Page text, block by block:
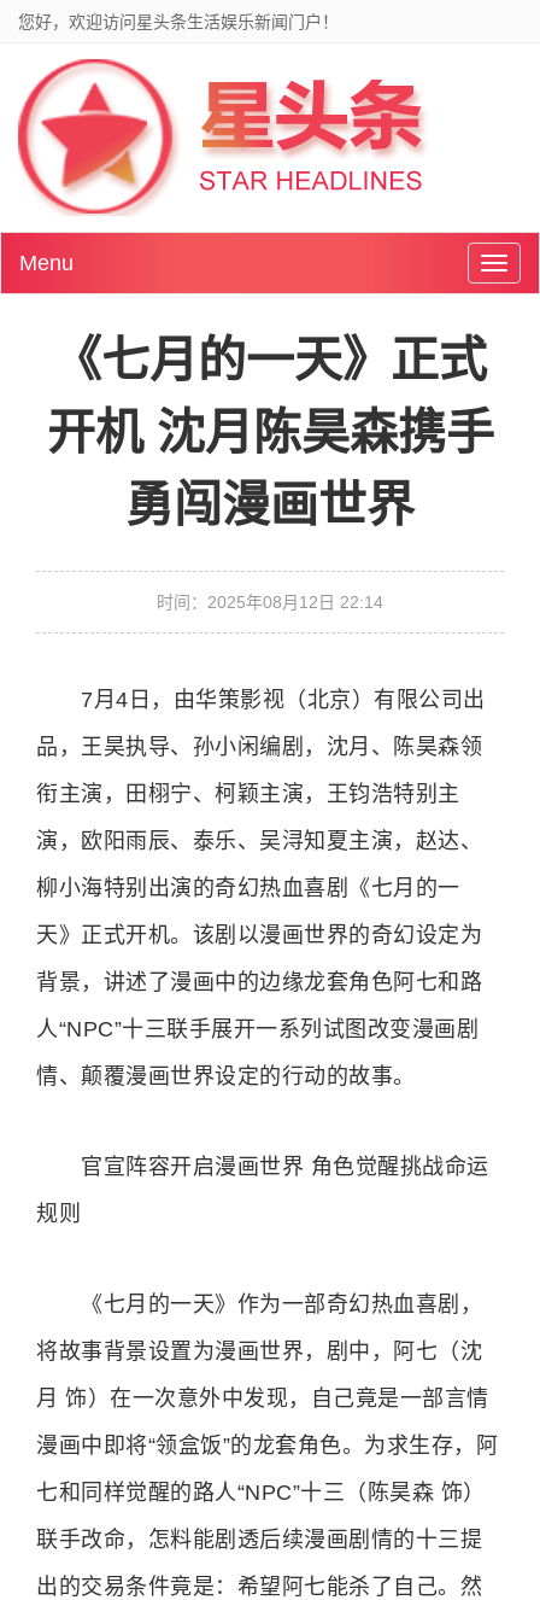
您好，欢迎访问星头条生活娱乐新闻门户！
Menu
《七月的一天》正式
开机 沈月陈昊森携手
勇闯漫画世界
时间：2025年08月12日 22:14
7月4日，由华策影视（北京）有限公司出
品，王昊执导、孙小闲编剧，沈月、陈昊森领
衔主演，田栩宁、柯颖主演，王钧浩特别主
演，欧阳雨辰、泰乐、吴浔知夏主演，赵达、
柳小海特别出演的奇幻热血喜剧《七月的一
天》正式开机。该剧以漫画世界的奇幻设定为
背景，讲述了漫画中的边缘龙套角色阿七和路
人“NPC”十三联手展开一系列试图改变漫画剧
情、颠覆漫画世界设定的行动的故事。
官宣阵容开启漫画世界 角色觉醒挑战命运
规则
《七月的一天》作为一部奇幻热血喜剧，
将故事背景设置为漫画世界，剧中，阿七（沈
月 饰）在一次意外中发现，自己竟是一部言情
漫画中即将“领盒饭”的龙套角色。为求生存，阿
七和同样觉醒的路人“NPC”十三（陈昊森 饰）
联手改命，怎料能剧透后续漫画剧情的十三提
出的交易条件竟是：希望阿七能杀了自己。然